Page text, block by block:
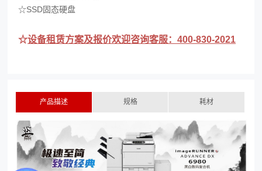
☆SSD固态硬盘
☆设备租赁方案及报价欢迎咨询客服：400-830-2021
产品描述 规格 耗材